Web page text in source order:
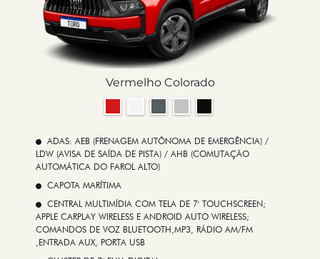
Vermelho Colorado
ADAS: AEB (FRENAGEM AUTÔNOMA DE EMERGÊNCIA) /
LDW (AVISA DE SAÍDA DE PISTA) / AHB (COMUTAÇÃO
AUTOMÁTICA DO FAROL ALTO)
CAPOTA MARÍTIMA
CENTRAL MULTIMÍDIA COM TELA DE 7' TOUCHSCREEN;
APPLE CARPLAY WIRELESS E ANDROID AUTO WIRELESS;
COMANDOS DE VOZ BLUETOOTH,MP3, RÁDIO AM/FM
,ENTRADA AUX, PORTA USB